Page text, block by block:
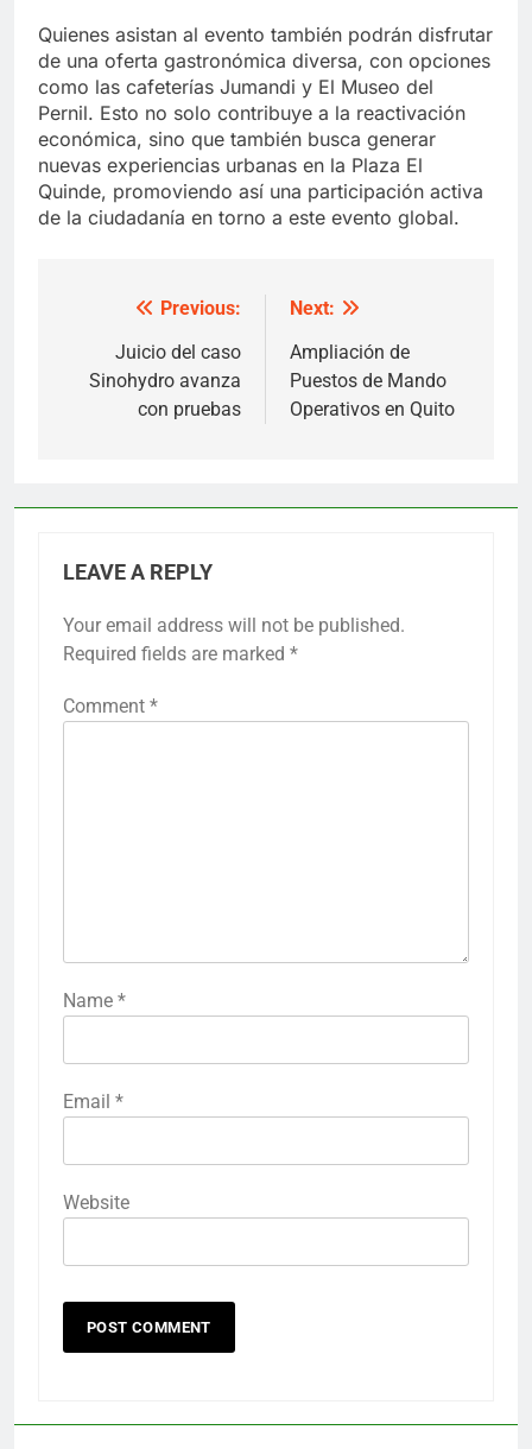
Quienes asistan al evento también podrán disfrutar
de una oferta gastronómica diversa, con opciones
como las cafeterías Jumandi y El Museo del
Pernil. Esto no solo contribuye a la reactivación
económica, sino que también busca generar
nuevas experiencias urbanas en la Plaza El
Quinde, promoviendo así una participación activa
de la ciudadanía en torno a este evento global.
navigation
Previous:
Juicio del caso
Sinohydro avanza
con pruebas
Next:
Ampliación de
Puestos de Mando
Operativos en Quito
LEAVE A REPLY
Your email address will not be published.
Required fields are marked *
Comment *
Name *
Email *
Website